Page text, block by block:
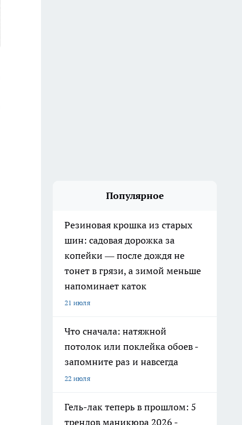
Популярное
Резиновая крошка из старых
шин: садовая дорожка за
копейки — после дождя не
тонет в грязи, а зимой меньше
напоминает каток
21 июля
Что сначала: натяжной
потолок или поклейка обоев -
запомните раз и навсегда
22 июля
Гель-лак теперь в прошлом: 5
трендов маникюра 2026 -